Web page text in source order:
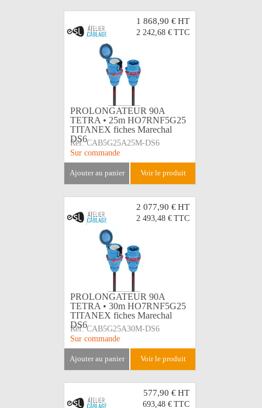
1 868,90 €HT
2 242,68 € TTC
PROLONGATEUR 90A
TETRA • 25m HO7RNF5G25
TITANEX fiches Marechal
DS6
Réf: CAB5G25A25M-DS6
Sur commande
ajouter au panier voir le produit
2 077,90 €HT
2 493,48 € TTC
PROLONGATEUR 90A
TETRA • 30m HO7RNF5G25
TITANEX fiches Marechal
DS6
Réf: CAB5G25A30M-DS6
Sur commande
ajouter au panier voir le produit
577,90 €HT
693,48 € TTC